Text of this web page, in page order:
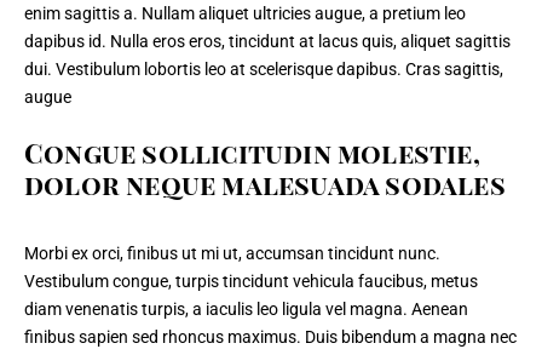
enim sagittis a. Nullam aliquet ultricies augue, a pretium leo
dapibus id. Nulla eros eros, tincidunt at lacus quis, aliquet sagittis
dui. Vestibulum lobortis leo at scelerisque dapibus. Cras sagittis,
augue
Congue sollicitudin molestie,
dolor neque malesuada sodales
Morbi ex orci, finibus ut mi ut, accumsan tincidunt nunc.
Vestibulum congue, turpis tincidunt vehicula faucibus, metus
diam venenatis turpis, a iaculis leo ligula vel magna. Aenean
finibus sapien sed rhoncus maximus. Duis bibendum a magna nec